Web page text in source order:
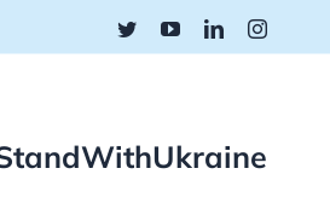
TwitterYouTubeLinkedIn